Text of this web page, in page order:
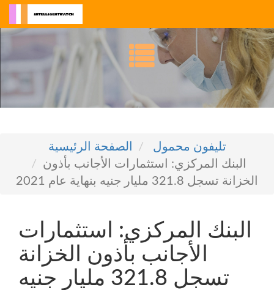
الصفحة الرئيسية
تليفون محمول
البنك المركزي: استثمارات الأجانب بأذون
الخزانة تسجل 321.8 مليار جنيه بنهاية عام 2021
البنك المركزي: استثمارات
الأجانب بأذون الخزانة
تسجل 321.8 مليار جنيه